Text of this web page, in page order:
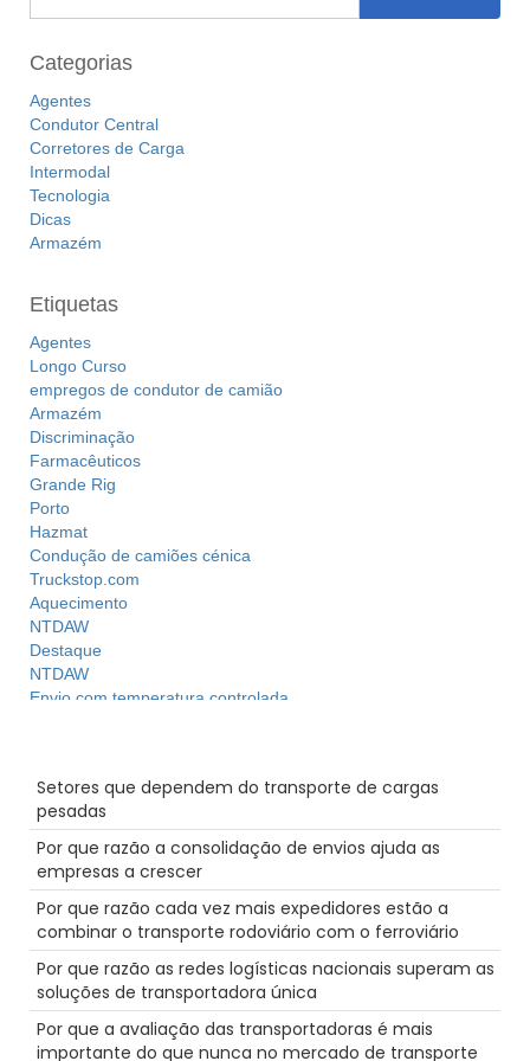
Categorias
Agentes
Condutor Central
Corretores de Carga
Intermodal
Tecnologia
Dicas
Armazém
Etiquetas
Agentes
Longo Curso
empregos de condutor de camião
Armazém
Discriminação
Farmacêuticos
Grande Rig
Porto
Hazmat
Condução de camiões cénica
Truckstop.com
Aquecimento
NTDAW
Destaque
NTDAW
Envio com temperatura controlada
Cama plana
Reefer
Caminho de ferro
Inspecções de camiões
mulheres no sector dos transportes rodoviários
Cadeia de Abastecimento
Camiões-cisterna
Alimentação
Transporte pesado
ELD
Setores que dependem do transporte de cargas
pesadas
Por que razão a consolidação de envios ajuda as
empresas a crescer
Por que razão cada vez mais expedidores estão a
combinar o transporte rodoviário com o ferroviário
Por que razão as redes logísticas nacionais superam as
soluções de transportadora única
Por que a avaliação das transportadoras é mais
importante do que nunca no mercado de transporte